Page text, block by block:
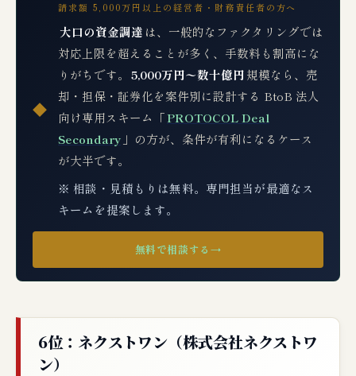
◆
請求額 5,000万円以上の経営者・財務責任者の方へ
大口の資金調達 は、一般的なファクタリングでは
対応上限を超えることが多く、手数料も割高にな
りがちです。 5,000万円〜数十億円規模なら、売
却・担保・証券化を案件別に設計する BtoB 法人
向け専用スキーム「PROTOCOL Deal
Secondary 」の方が、条件が有利になるケース
が大半です。
※ 相談・見積もりは無料。専門担当が最適なス
キームを提案します。
無料で相談する →
6位：ネクストワン（株式会社ネクストワ
ン）